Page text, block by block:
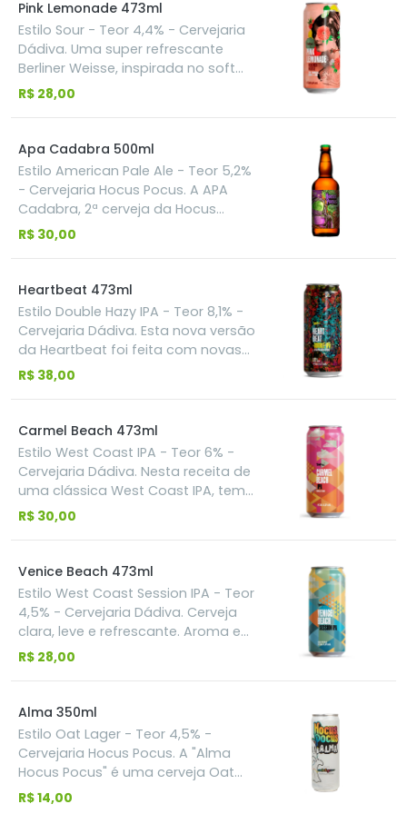
remete a um chope fresco. Criada
com adição de aveia, malte de
cevada, lúpulo e levedura, a cerveja
apresenta um teor alcoólico de
4,4%, um amargor suave e notas de
miolo de pão, equilibradas por um
Pink Lemonade 473ml
Estilo Sour - Teor 4,4% - Cervejaria
Dádiva. Uma super refrescante
Berliner Weisse, inspirada no soft
drink Pink Lemonade. Com adição
extrema refrescância.
R$ 28,00
Apa Cadabra 500ml
Estilo American Pale Ale - Teor 5,2%
- Cervejaria Hocus Pocus. A APA
Cadabra, 2ª cerveja da Hocus
Pocus, é uma American Pale Ale
aroma e sabor. Com 5.2% ABV,
drinkability altíssima, e aroma
fortemente cítrico e resinoso que
normalmente só se encontra em
lupuladas, ela faz com que seja
mais goles
R$ 30,00
Heartbeat 473ml
Estilo Double Hazy IPA - Teor 8,1% -
Cervejaria Dádiva. Esta nova versão
da Heartbeat foi feita com novas
técnicas e tecnologias de
tecnologias que mais preserva os
óleos essenciais do lúpulo, e Mosaic
e Citra na versão T45, além de um
toque de lúpulo El Dorado
R$ 38,00
Carmel Beach 473ml
Estilo West Coast IPA - Teor 6% -
Cervejaria Dádiva. Nesta receita de
uma clássica West Coast IPA, temos
o blend de lúpulos Denali, Citra e
R$ 30,00
Venice Beach 473ml
Estilo West Coast Session IPA - Teor
4,5% - Cervejaria Dádiva. Cerveja
clara, leve e refrescante. Aroma e
sabor marcantes de lúpulos
do mar. Na nova receita desta já
conhecida West Coast Session IPA,
trazemos leveza e final seco
combinados a lúpulos cítricos
R$ 28,00
Alma 350ml
Estilo Oat Lager - Teor 4,5% -
Cervejaria Hocus Pocus. A "Alma
Hocus Pocus" é uma cerveja Oat
Lager da cervejaria brasileira Hocus
R$ 14,00